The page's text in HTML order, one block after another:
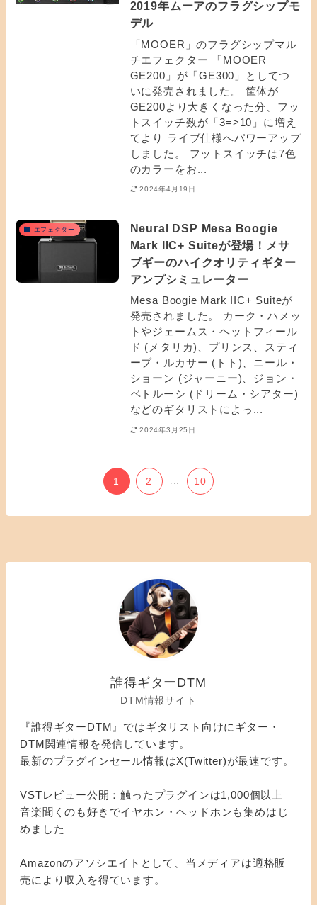
2019年ムーアのフラグシップモ
デル
「MOOER」のフラグシップマル
チエフェクター 「MOOER
GE200」が「GE300」としてつ
いに発売されました。 筐体が
GE200より大きくなった分、フッ
トスイッチ数が「3=>10」に増え
てより ライブ仕様へパワーアップ
しました。 フットスイッチは7色
のカラーをお...
2024年4月19日
エフェクター
Neural DSP Mesa Boogie
Mark IIC+ Suiteが登場！メサ
ブギーのハイクオリティギター
アンプシミュレーター
Mesa Boogie Mark IIC+ Suiteが
発売されました。 カーク・ハメッ
トやジェームス・ヘットフィール
ド (メタリカ)、プリンス、スティ
ーブ・ルカサー (トト)、ニール・
ショーン (ジャーニー)、ジョン・
ペトルーシ (ドリーム・シアター)
などのギタリストによっ...
2024年3月25日
1 2 10
誰得ギターDTM
DTM情報サイト
『誰得ギターDTM』ではギタリスト向けにギター・
DTM関連情報を発信しています。
最新のプラグインセール情報はX(Twitter)が最速です。
VSTレビュー公開：触ったプラグインは1,000個以上
音楽聞くのも好きでイヤホン・ヘッドホンも集めはじ
めました
Amazonのアソシエイトとして、当メディアは適格販
売により収入を得ています。